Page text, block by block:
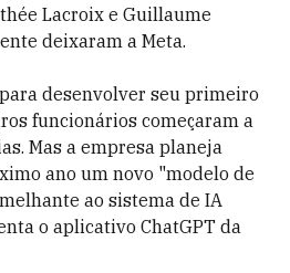
Lacroix e Guillaume
deixaram a Meta.
desenvolver seu primeiro
funcionários começaram a
Mas a empresa planeja
ano um novo "modelo de
ao sistema de IA
o aplicativo ChatGPT da